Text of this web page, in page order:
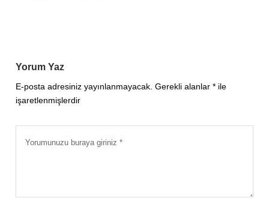
Yorum Yaz
E-posta adresiniz yayınlanmayacak. Gerekli alanlar* ile
işaretlenmişlerdir